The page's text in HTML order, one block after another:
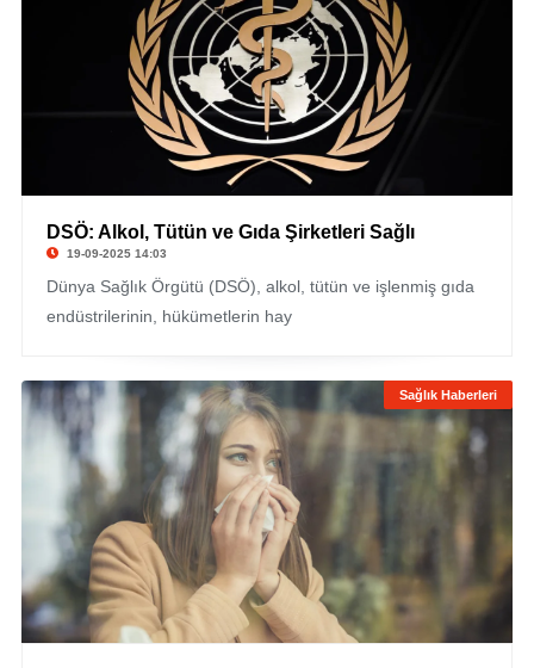
DSÖ: Alkol, Tütün ve Gıda Şirketleri Sağlı
19-09-2025 14:03
Dünya Sağlık Örgütü (DSÖ), alkol, tütün ve işlenmiş gıda
endüstrilerinin, hükümetlerin hay
Sağlık Haberleri